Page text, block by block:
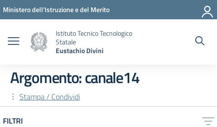
Vai ai contenuti
Vai al menu di navigazione
Vai al footer
Ministero dell'Istruzione e del Merito
Istituto Tecnico Tecnologico
Statale
Eustachio Divini
Argomento: canale14
Stampa / Condividi
FILTRI